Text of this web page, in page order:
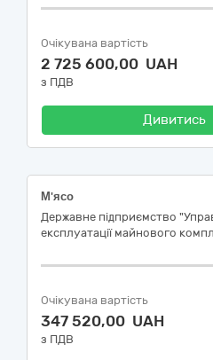
Очікувана вартість
2 725 600,00 UAH
з ПДВ
Дивитись
М'ясо
Державне підприємство
експлуатації майнового
Очікувана вартість
347 520,00 UAH
з ПДВ